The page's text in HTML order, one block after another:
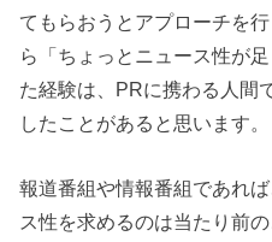
てもらおうとアプローチを
ら「ちょっとニュース性が
た経験は、PRに携わる人間
したことがあると思います。
報道番組や情報番組であれ
ス性を求めるのは当たり前